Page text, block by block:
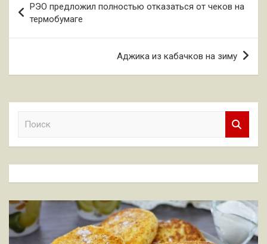
по
записям
РЭО предложил полностью отказаться от чеков на
термобумаге
Аджика из кабачков на зиму
к